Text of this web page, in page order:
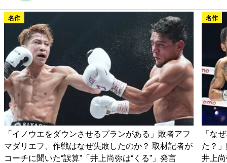
名作
「イノウエをダウンさせるプランがある」敗者アフ
マダリエフ、作戦はなぜ失敗したのか？ 取材記者が
コーチに聞いた“誤算”「井上尚弥は“くる”」発言
名作
「な
た？
井上